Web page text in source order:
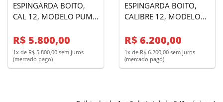
ESPINGARDA BOITO,
CAL 12, MODELO PUMP
R$ 5.800,00
1x de R$ 5.800,00 sem juros
(mercado pago)
ESPINGARDA BOITO,
CALIBRE 12, MODELO
INOX - LUXO - 02
CANOS
R$ 6.200,00
1x de R$ 6.200,00 sem juros
(mercado pago)